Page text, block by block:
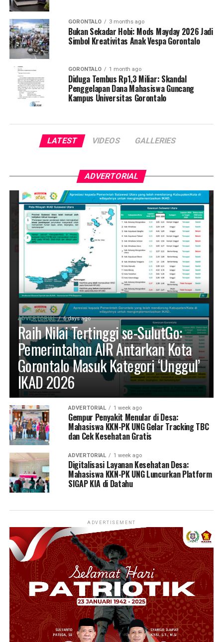
GORONTALO 3 months ago
Bukan Sekadar Hobi: Mods Mayday 2026 Jadi
Simbol Kreativitas Anak Vespa Gorontalo
GORONTALO 1 month ago
Diduga Tembus Rp1,3 Miliar: Skandal
Penggelapan Dana Mahasiswa Guncang
Kampus Universitas Gorontalo
LATEST VIDEOS GALLERIES
ADVERTORIAL
ADVERTORIAL 6 days ago
Raih Nilai Tertinggi se-SulutGo:
Pemerintahan AIR Antarkan Kota
Gorontalo Masuk Kategori ‘Unggul’
IKAD 2026
ADVERTORIAL 1 week ago
Gempur Penyakit Menular di Desa:
Mahasiswa KKN-PK UNG Gelar Tracking TBC
dan Cek Kesehatan Gratis
ADVERTORIAL 1 week ago
Digitalisasi Layanan Kesehatan Desa:
Mahasiswa KKN-PK UNG Luncurkan Platform
SIGAP KIA di Datahu
ADVERTISEMENT